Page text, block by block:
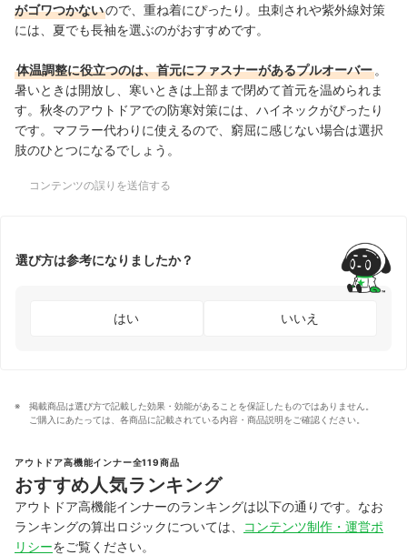
がゴワつかないので、重ね着にぴったり。虫刺されや紫外線対策
には、夏でも長袖を選ぶのがおすすめです。
体温調整に役立つのは、首元にファスナーがあるプルオーバー 。
暑いときは開放し、寒いときは上部まで閉めて首元を温められま
す。秋冬のアウトドアでの防寒対策には、ハイネックがぴったり
です。マフラー代わりに使えるので、窮屈に感じない場合は選択
肢のひとつになるでしょう。
コンテンツの誤りを送信する
選び方は参考になりましたか？
はい いいえ
掲載商品は選び方で記載した効果・効能があることを保証したものではありません。
ご購入にあたっては、各商品に記載されている内容・商品説明をご確認ください。
アウトドア高機能インナー全119商品
おすすめ人気ランキング
アウトドア高機能インナーのランキングは以下の通りです。なお
ランキングの算出ロジックについては、
コンテンツ制作・運営ポ
リシーをご覧ください。